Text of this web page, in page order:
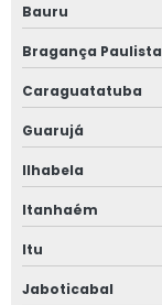
Bauru
Bragança Paulista
Caraguatatuba
Guarujá
Ilhabela
Itanhaém
Itu
Jaboticabal